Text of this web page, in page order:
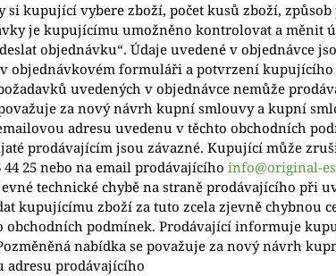
si kupující vybere zboží, počet kusů zboží, způsob
je kupujícímu umožněno kontrolovat a
objednávku“. Údaje uvedené v objednávce
objednávkovém formuláři a potvrzení
uvedených v objednávce nemůže
za nový návrh kupní smlouvy a kupní
adresu uvedenu v těchto obchodních
prodávajícím jsou závazné. Kupující může
25 nebo na email prodávajícího info@original-
technické chybě na straně prodávajícího
kupujícímu zboží za tuto zcela zjevně chybnou
obchodních podmínek. Prodávající informuje
nabídka se považuje za nový návrh
prodávajícího